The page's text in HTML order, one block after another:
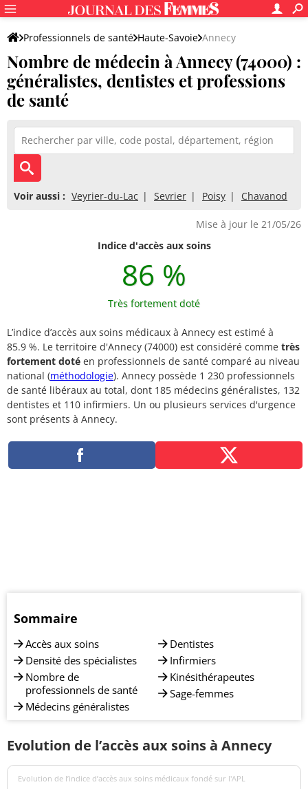
Professionnels de santé Haute-Savoie Annecy
Nombre de médecin à Annecy (74000) :
généralistes, dentistes et professions
de santé
Voir aussi : Veyrier-du-Lac Sevrier Poisy Chavanod
Mise à jour le 21/05/26
Indice d'accès aux soins
86 %
Très fortement doté
L’indice d’accès aux soins médicaux à Annecy est estimé à
85.9 %. Le territoire d'Annecy (74000) est considéré comme très
fortement doté en professionnels de santé comparé au niveau
national (méthodologie). Annecy possède 1 230 professionnels
de santé libéraux au total, dont 185 médecins généralistes, 132
dentistes et 110 infirmiers. Un ou plusieurs services d'urgence
sont présents à Annecy.
Sommaire
Accès aux soins
Densité des spécialistes
Nombre de
professionnels de santé
Médecins généralistes
Dentistes
Infirmiers
Kinésithérapeutes
Sage-femmes
Evolution de l’accès aux soins à Annecy
Evolution de l’indice d’accès aux soins médicaux fondé sur l'APL